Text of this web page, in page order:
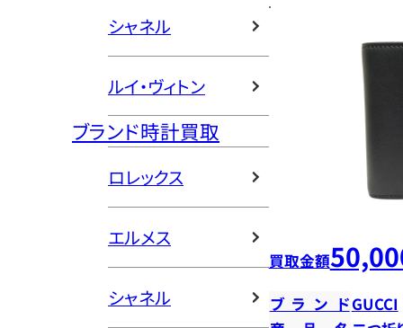
シャネル
ルイ・ヴィトン
ブランド時計買取
ロレックス
エルメス
シャネル
買取金額
ブランドGUCCI